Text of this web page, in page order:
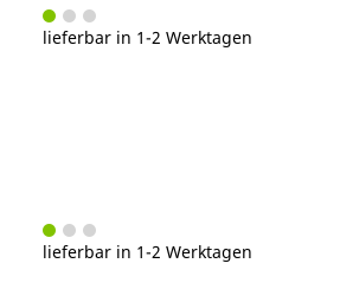
lieferbar in 1-2 Werktagen
lieferbar in 1-2 Werktagen